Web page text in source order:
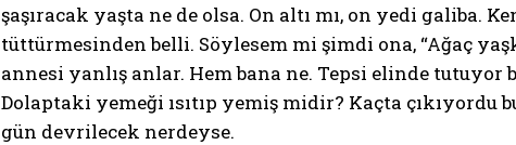
şaşıracak yaşta ne de olsa. On altı mı, on yedi galiba.
tüttürmesinden belli. Söylesem mi şimdi ona, “Ağaç
annesi yanlış anlar. Hem bana ne. Tepsi elinde tutuyor
Dolaptaki yemeği ısıtıp yemiş midir? Kaçta çıkıyordu
gün devrilecek nerdeyse.